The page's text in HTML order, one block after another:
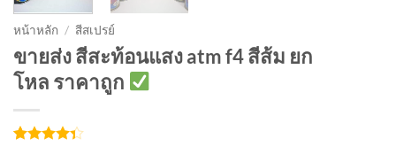
หน้าหลัก / สีสเปรย์
ขายส่ง สีสะท้อนแสง atm f4 สีส้ม ยก
โหล ราคาถูก